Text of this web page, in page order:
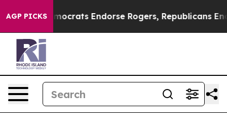
AGP PICKSEndorse Rogers, Republicans Endorse